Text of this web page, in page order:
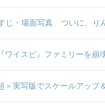
じ・場面写真 ついに、
ワイスピ』ファミリーを崩
＞実写版でスケールアッ